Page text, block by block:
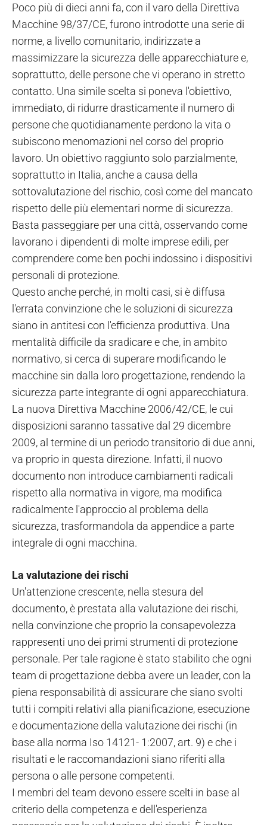
Poco più di dieci anni fa, con il varo della Direttiva
Macchine 98/37/CE, furono introdotte una serie di
norme, a livello comunitario, indirizzate a
massimizzare la sicurezza delle apparecchiature e,
soprattutto, delle persone che vi operano in stretto
contatto. Una simile scelta si poneva l'obiettivo,
immediato, di ridurre drasticamente il numero di
persone che quotidianamente perdono la vita o
subiscono menomazioni nel corso del proprio
lavoro. Un obiettivo raggiunto solo parzialmente,
soprattutto in Italia, anche a causa della
sottovalutazione del rischio, così come del mancato
rispetto delle più elementari norme di sicurezza.
Basta passeggiare per una città, osservando come
lavorano i dipendenti di molte imprese edili, per
comprendere come ben pochi indossino i dispositivi
personali di protezione.
Questo anche perché, in molti casi, si è diffusa
l'errata convinzione che le soluzioni di sicurezza
siano in antitesi con l'efficienza produttiva. Una
mentalità difficile da sradicare e che, in ambito
normativo, si cerca di superare modificando le
macchine sin dalla loro progettazione, rendendo la
sicurezza parte integrante di ogni apparecchiatura.
La nuova Direttiva Macchine 2006/42/CE, le cui
disposizioni saranno tassative dal 29 dicembre
2009, al termine di un periodo transitorio di due anni,
va proprio in questa direzione. Infatti, il nuovo
documento non introduce cambiamenti radicali
rispetto alla normativa in vigore, ma modifica
radicalmente l'approccio al problema della
sicurezza, trasformandola da appendice a parte
integrale di ogni macchina.
La valutazione dei rischi
Un'attenzione crescente, nella stesura del
documento, è prestata alla valutazione dei rischi,
nella convinzione che proprio la consapevolezza
rappresenti uno dei primi strumenti di protezione
personale. Per tale ragione è stato stabilito che ogni
team di progettazione debba avere un leader, con la
piena responsabilità di assicurare che siano svolti
tutti i compiti relativi alla pianificazione, esecuzione
e documentazione della valutazione dei rischi (in
base alla norma Iso 14121- 1:2007, art. 9) e che i
risultati e le raccomandazioni siano riferiti alla
persona o alle persone competenti.
I membri del team devono essere scelti in base al
criterio della competenza e dell'esperienza